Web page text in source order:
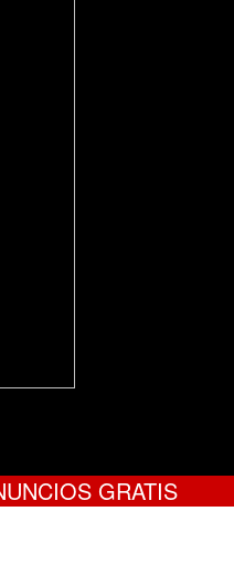
GRATIS